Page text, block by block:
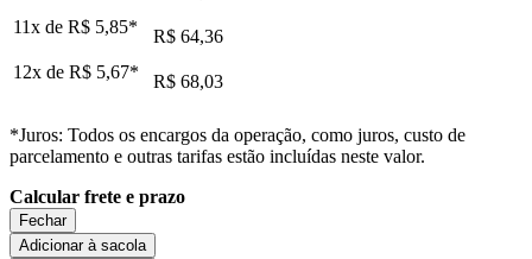
11x de R$ 5,85*
R$ 64,36
12x de R$ 5,67* R$ 68,03
*Juros: Todos os encargos da operação, como juros, custo de
parcelamento e outras tarifas estão incluídas neste valor.
Calcular frete e prazo
Fechar
Adicionar à sacola